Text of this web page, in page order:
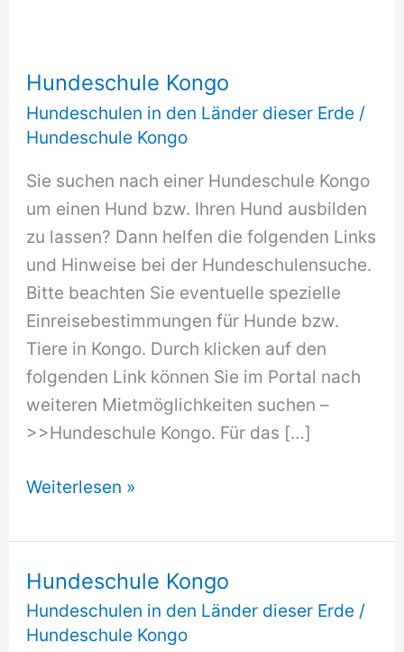
Hundeschule Kongo
Hundeschulen in den Länder dieser Erde /
Hundeschule Kongo
Sie suchen nach einer Hundeschule Kongo
um einen Hund bzw. Ihren Hund ausbilden
zu lassen? Dann helfen die folgenden Links
und Hinweise bei der Hundeschulensuche.
Bitte beachten Sie eventuelle spezielle
Einreisebestimmungen für Hunde bzw.
Tiere in Kongo. Durch klicken auf den
folgenden Link können Sie im Portal nach
weiteren Mietmöglichkeiten suchen –
>>Hundeschule Kongo. Für das […]
Hundeschule
Weiterlesen »
Hundeschule Kongo
Hundeschulen in den Länder dieser Erde /
Hundeschule Kongo